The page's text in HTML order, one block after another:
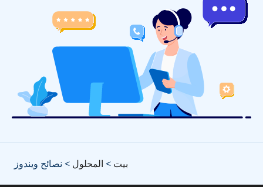
بيت > المحلول > نصائح ويندوز